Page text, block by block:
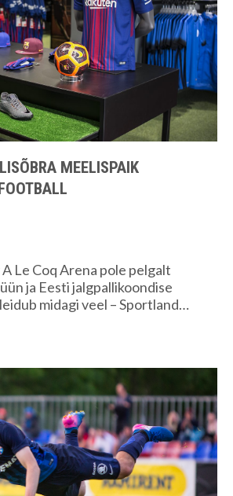
MEELISPAIK
Le Coq Arena pole pelgalt
ja Eesti jalgpallikoondise
midagi veel – Sportland…